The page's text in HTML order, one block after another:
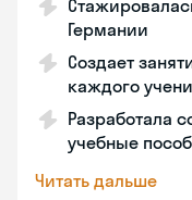
Германии
Создает
каждого
Разработала
учебные
Читать дальше